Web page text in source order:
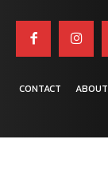
CONTACT ABOUT